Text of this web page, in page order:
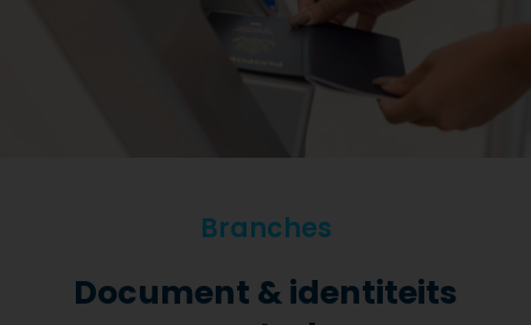
Branches
Document & identiteits